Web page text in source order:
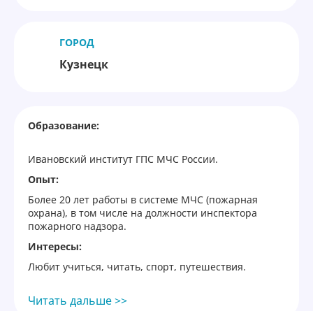
ГОРОД
Кузнецк
Образование:
Ивановский институт ГПС МЧС России.
Опыт:
Более 20 лет работы в системе МЧС (пожарная
охрана), в том числе на должности инспектора
пожарного надзора.
Интересы:
Любит учиться, читать, спорт, путешествия.
Читать дальше >>